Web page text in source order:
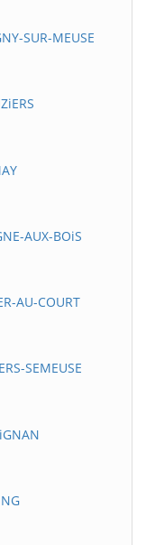
SUR-MEUSE
AUX-BOiS
AU-COURT
SEMEUSE